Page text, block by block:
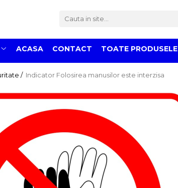
ACASA CONTACT TOATE PRODUSELE
/ Indicator Folosirea manusilor este interzisa